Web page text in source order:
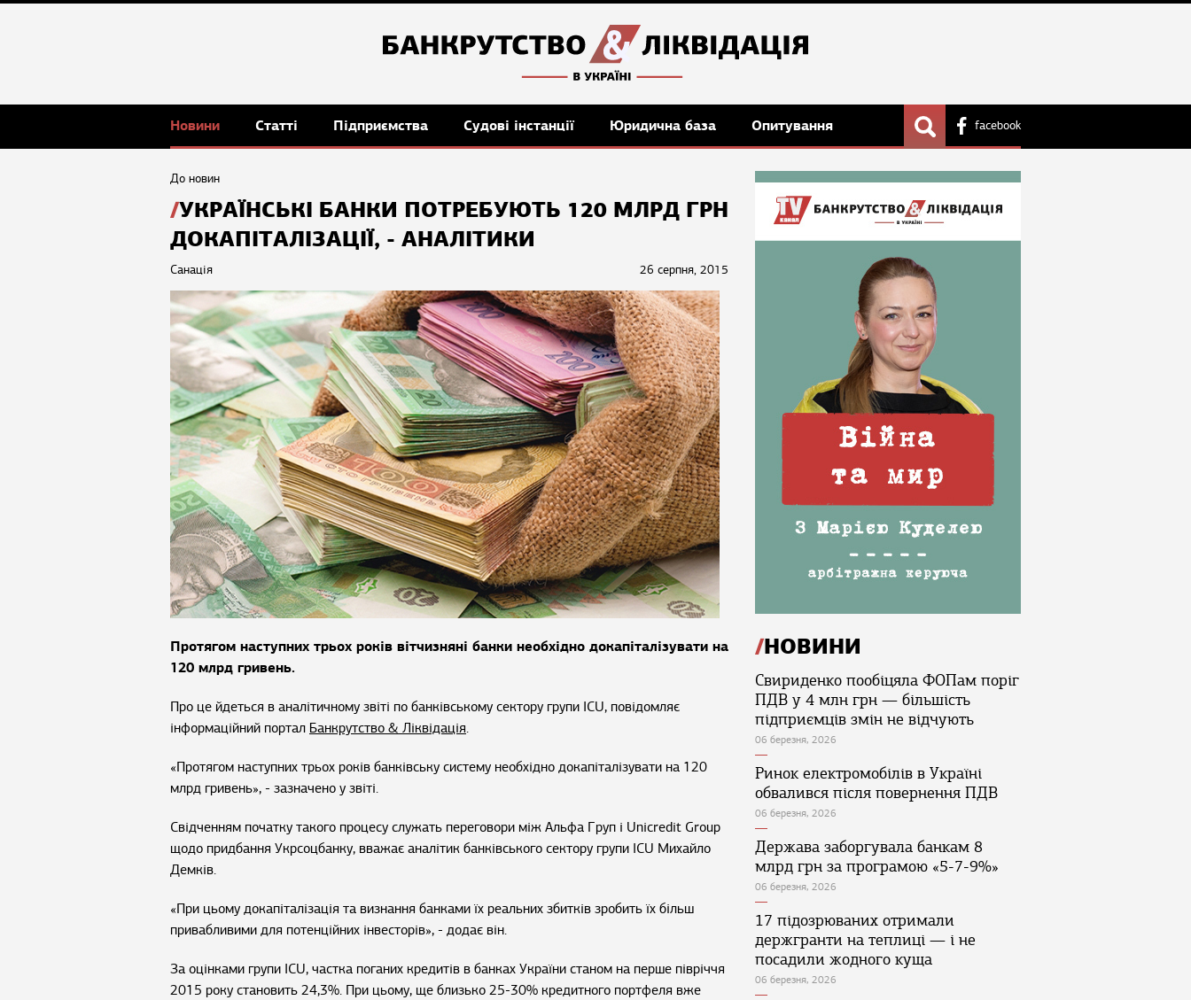
Новини Статті Підприємства Судові інстанції Юридична база Опитування facebook
До новин
УКРАЇНСЬКІ БАНКИ ПОТРЕБУЮТЬ 120 МЛРД ГРН
ДОКАПІТАЛІЗАЦІЇ, - АНАЛІТИКИ
26 серпня, 2015
Санація
Протягом наступних трьох років вітчизняні банки необхідно докапіталізувати на
120 млрд гривень.
Про це йдеться в аналітичному звіті по банківському сектору групи ICU, повідомляє
інформаційний портал Банкрутство & Ліквідація.
«Протягом наступних трьох років банківську систему необхідно докапіталізувати на 120
млрд гривень», - зазначено у звіті.
Свідченням початку такого процесу служать переговори між Альфа Груп і Unicredit Group
щодо придбання Укрсоцбанку, вважає аналітик банківського сектору групи ICU Михайло
Демків.
«При цьому докапіталізація та визнання банками їх реальних збитків зробить їх більш
привабливими для потенційних інвесторів», - додає він.
За оцінками групи ICU, частка поганих кредитів в банках України станом на перше півріччя
2015 року становить 24,3%. При цьому, ще близько 25-30% кредитного портфеля вже
НОВИНИ
Свириденко пообіцяла ФОПам поріг
ПДВ у 4 млн грн — більшість
підприємців змін не відчують
06 березня, 2026
Ринок електромобілів в Україні
обвалився після повернення ПДВ
06 березня, 2026
Держава заборгувала банкам 8
млрд грн за програмою «5-7-9%»
06 березня, 2026
17 підозрюваних отримали
держгранти на теплиці — і не
посадили жодного куща
06 березня, 2026